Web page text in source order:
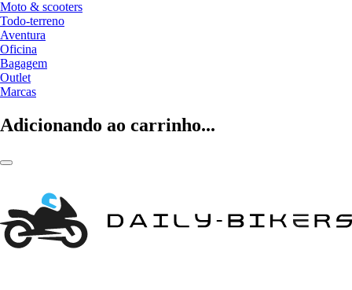
Moto & scooters
Todo-terreno
Aventura
Oficina
Bagagem
Outlet
Marcas
Adicionando ao carrinho...